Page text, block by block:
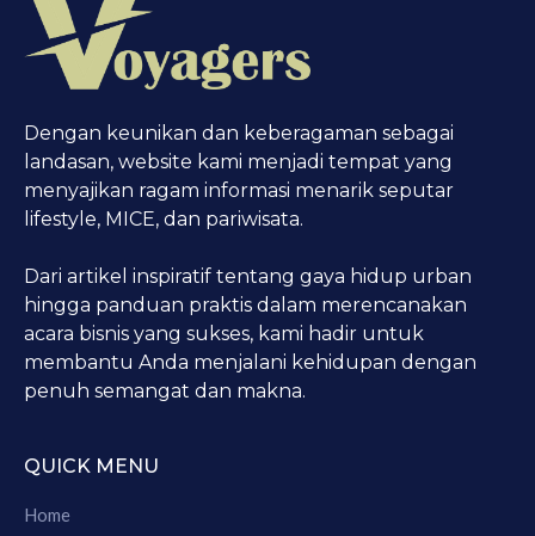
Dengan keunikan dan keberagaman sebagai
landasan, website kami menjadi tempat yang
menyajikan ragam informasi menarik seputar
lifestyle, MICE, dan pariwisata.
Dari artikel inspiratif tentang gaya hidup urban
hingga panduan praktis dalam merencanakan
acara bisnis yang sukses, kami hadir untuk
membantu Anda menjalani kehidupan dengan
penuh semangat dan makna.
QUICK MENU
Home